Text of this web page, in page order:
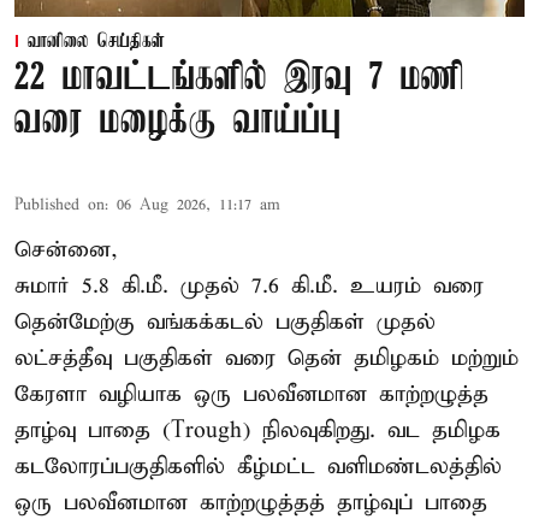
வானிலை செய்திகள்
22 மாவட்டங்களில் இரவு 7 மணி
வரை மழைக்கு வாய்ப்பு
Published on: 06 Aug 2026, 11:17 am
சென்னை,
சுமார் 5.8 கி.மீ. முதல் 7.6 கி.மீ. உயரம் வரை
தென்மேற்கு வங்கக்கடல் பகுதிகள் முதல்
லட்சத்தீவு பகுதிகள் வரை தென் தமிழகம் மற்றும்
கேரளா வழியாக ஒரு பலவீனமான காற்றழுத்த
தாழ்வு பாதை (Trough) நிலவுகிறது. வட தமிழக
கடலோரப்பகுதிகளில் கீழ்மட்ட வளிமண்டலத்தில்
ஒரு பலவீனமான காற்றழுத்தத் தாழ்வுப் பாதை